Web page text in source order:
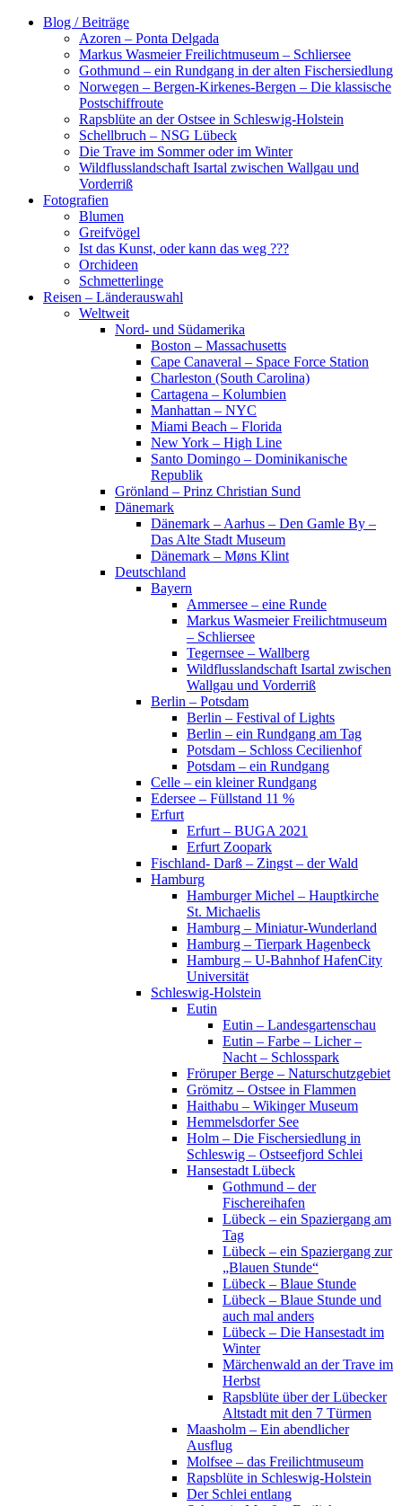
Zum
Blog / Beiträge
Azoren – Ponta Delgada
Markus Wasmeier Freilichtmuseum – Schliersee
Gothmund – ein Rundgang in der alten Fischersiedlung
Norwegen – Bergen-Kirkenes-Bergen – Die klassische
Postschiffroute
Rapsblüte an der Ostsee in Schleswig-Holstein
Schellbruch – NSG Lübeck
Die Trave im Sommer oder im Winter
Wildflusslandschaft Isartal zwischen Wallgau und
Vorderriß
Fotografien
Blumen
Greifvögel
Ist das Kunst, oder kann das weg ???
Orchideen
Schmetterlinge
Reisen – Länderauswahl
Weltweit
Nord- und Südamerika
Boston – Massachusetts
Cape Canaveral – Space Force Station
Charleston (South Carolina)
Cartagena – Kolumbien
Manhattan – NYC
Miami Beach – Florida
New York – High Line
Santo Domingo – Dominikanische
Republik
Grönland – Prinz Christian Sund
Dänemark
Dänemark – Aarhus – Den Gamle By –
Das Alte Stadt Museum
Dänemark – Møns Klint
Deutschland
Bayern
Ammersee – eine Runde
Markus Wasmeier Freilichtmuseum
– Schliersee
Tegernsee – Wallberg
Wildflusslandschaft Isartal zwischen
Wallgau und Vorderriß
Berlin – Potsdam
Berlin – Festival of Lights
Berlin – ein Rundgang am Tag
Potsdam – Schloss Cecilienhof
Potsdam – ein Rundgang
Celle – ein kleiner Rundgang
Edersee – Füllstand 11 %
Erfurt
Erfurt – BUGA 2021
Erfurt Zoopark
Fischland- Darß – Zingst – der Wald
Hamburg
Hamburger Michel – Hauptkirche
St. Michaelis
Hamburg – Miniatur-Wunderland
Hamburg – Tierpark Hagenbeck
Hamburg – U-Bahnhof HafenCity
Universität
Schleswig-Holstein
Eutin
Eutin – Landesgartenschau
Eutin – Farbe – Licher –
Nacht – Schlosspark
Fröruper Berge – Naturschutzgebiet
Grömitz – Ostsee in Flammen
Haithabu – Wikinger Museum
Hemmelsdorfer See
Holm – Die Fischersiedlung in
Schleswig – Ostseefjord Schlei
Hansestadt Lübeck
Gothmund – der
Fischereihafen
Lübeck – ein Spaziergang am
Tag
Lübeck – ein Spaziergang zur
„Blauen Stunde“
Lübeck – Blaue Stunde
Lübeck – Blaue Stunde und
auch mal anders
Lübeck – Die Hansestadt im
Winter
Märchenwald an der Trave im
Herbst
Rapsblüte über der Lübecker
Altstadt mit den 7 Türmen
Maasholm – Ein abendlicher
Ausflug
Molfsee – das Freilichtmuseum
Rapsblüte in Schleswig-Holstein
Der Schlei entlang